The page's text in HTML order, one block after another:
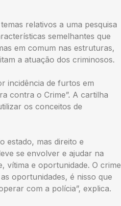
relativos a uma pesquisa
semelhantes que
em comum nas estruturas,
a atuação dos criminosos.
incidência de furtos em
contra o Crime”. A cartilha
os conceitos de
estado, mas direito e
se envolver e ajudar na
vítima e oportunidade. O crime
oportunidades, é nisso que
com a polícia”, explica.